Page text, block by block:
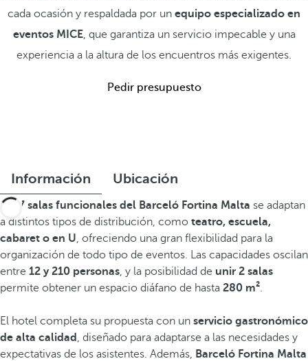
cada ocasión y respaldada por un equipo especializado en
eventos MICE, que garantiza un servicio impecable y una
experiencia a la altura de los encuentros más exigentes.
Pedir presupuesto
Información Ubicación
Las 7 salas funcionales del Barceló Fortina Malta se adaptan
a distintos tipos de distribución, como teatro, escuela,
cabaret o en U, ofreciendo una gran flexibilidad para la
organización de todo tipo de eventos. Las capacidades oscilan
entre 12 y 210 personas, y la posibilidad de unir 2 salas
permite obtener un espacio diáfano de hasta 280 m².
El hotel completa su propuesta con un servicio gastronómico
de alta calidad , diseñado para adaptarse a las necesidades y
expectativas de los asistentes. Además, Barceló Fortina Malta